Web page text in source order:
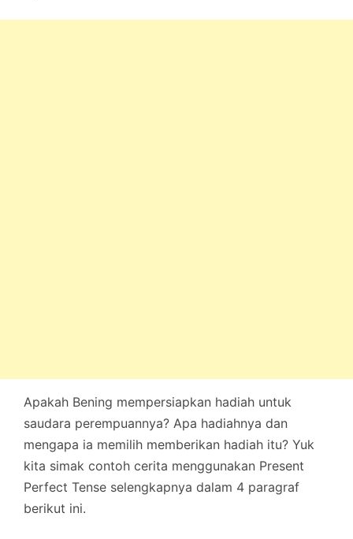
Apakah Bening mempersiapkan hadiah untuk
saudara perempuannya? Apa hadiahnya dan
mengapa ia memilih memberikan hadiah itu? Yuk
kita simak contoh cerita menggunakan Present
Perfect Tense selengkapnya dalam 4 paragraf
berikut ini.